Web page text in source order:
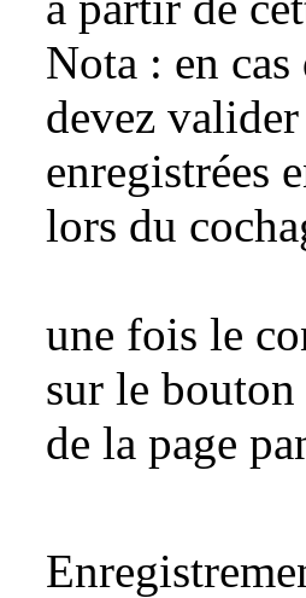
Nota : en
devez
enregistrées
lors du
une fois le
sur le
de la page